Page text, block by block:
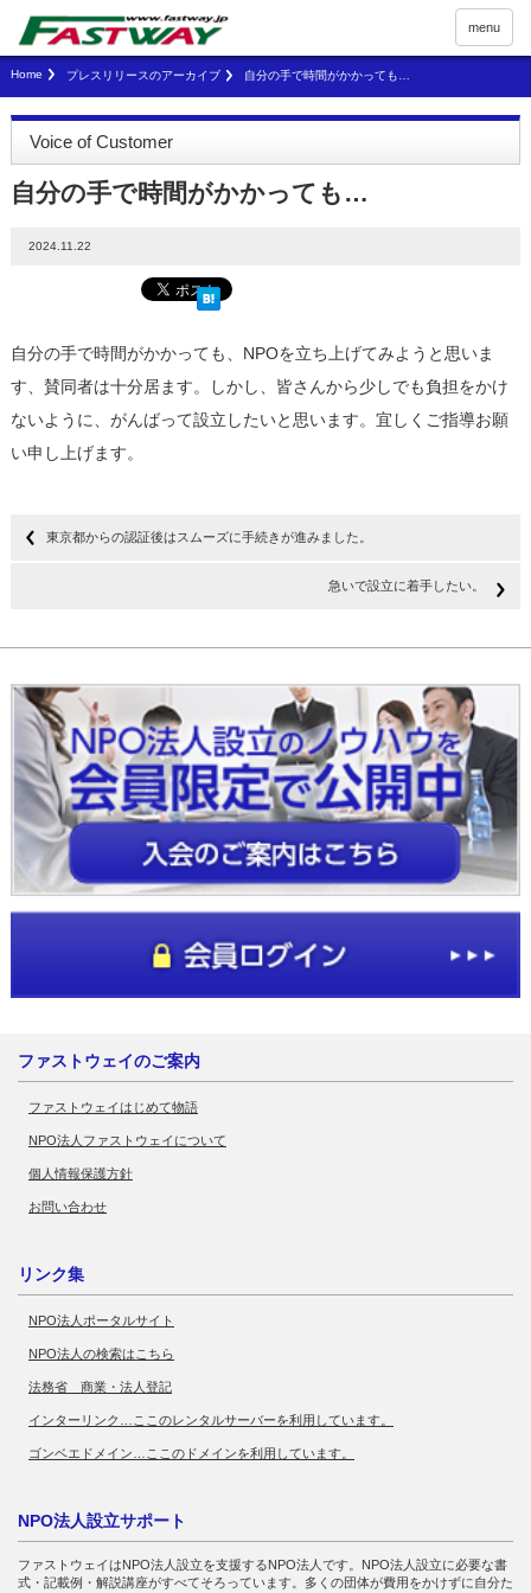
menu
Home プレスリリースのアーカイブ 自分の手で時間がかかっても…
Voice of Customer
自分の手で時間がかかっても…
2024.11.22
自分の手で時間がかかっても、NPOを立ち上げてみようと思いま
す、賛同者は十分居ます。しかし、皆さんから少しでも負担をかけ
ないように、がんばって設立したいと思います。宜しくご指導お願
い申し上げます。
東京都からの認証後はスムーズに手続きが進みました。
急いで設立に着手したい。
ファストウェイのご案内
ファストウェイはじめて物語
NPO法人ファストウェイについて
個人情報保護方針
お問い合わせ
リンク集
NPO法人ポータルサイト
NPO法人の検索はこちら
法務省 商業・法人登記
インターリンク…ここのレンタルサーバーを利用しています。
ゴンベエドメイン…ここのドメインを利用しています。
NPO法人設立サポート
ファストウェイはNPO法人設立を支援するNPO法人です。NPO法人設立に必要な書
式・記載例・解説講座がすべてそろっています。多くの団体が費用をかけずに自分た